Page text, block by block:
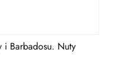
i Barbadosu. Nuty